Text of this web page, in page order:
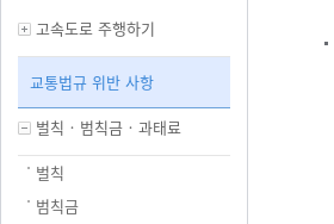
고속도로 주행하기
교통법규 위반 사항
벌칙‧범칙금‧과태료
벌칙
범칙금